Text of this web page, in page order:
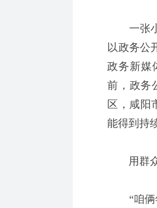
一张小
以政务公
政务新媒
前，政务
区，咸阳
能得到持
用群众
“咱俩年